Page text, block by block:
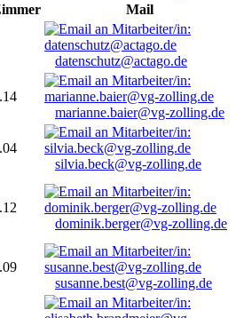
Mail
datenschutz@actago.de
marianne.baier@vg-zolling.de
silvia.beck@vg-zolling.de
dominik.berger@vg-zolling.de
susanne.best@vg-zolling.de